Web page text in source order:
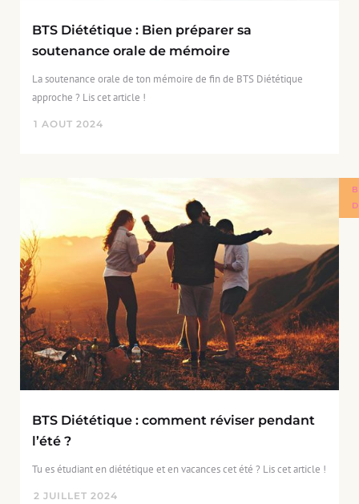
BTS Diététique : Bien préparer sa
soutenance orale de mémoire
La soutenance orale de ton mémoire de fin de BTS Diététique
approche ? Lis cet article !
1 AOUT 2024
BTS Diététique : comment réviser pendant
l’été ?
Tu es étudiant en diététique et en vacances cet été ? Lis cet article !
2 JUILLET 2024